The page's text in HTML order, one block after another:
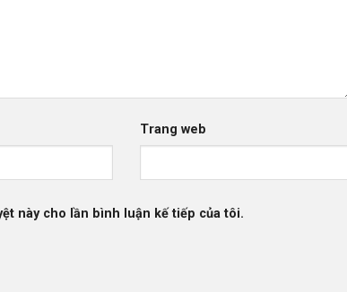
Trang web
này cho lần bình luận kế tiếp của tôi.